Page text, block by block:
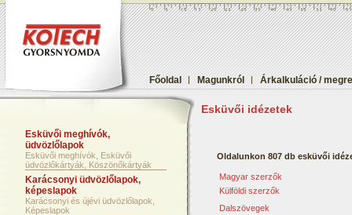
Főoldal | Magunkról | Árkalkuláció /
Esküvői idézetek
Esküvői meghívók,
üdvözlőlapok
Esküvői meghívók, Esküvői
üdvözlőkártyák, Köszönőkártyák
Karácsonyi üdvözlőlapok,
képeslapok
Karácsonyi és újévi üdvözlőlapok,
Képeslapok
Oldalunkon 807 db esküvői
Magyar szerzők
Külföldi szerzők
Dalszövegek